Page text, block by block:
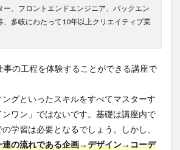
ー、フロントエンドエンジニア、バックエン
、多岐にわたって10年以上クリエイティブ業
の工程を体験することができる講座で
グといったスキルをすべてマスターす
ワン」ではないです。基礎は講座内で
学習は必要となるでしょう。しかし、
連の流れである企画→デザイン→コーデ